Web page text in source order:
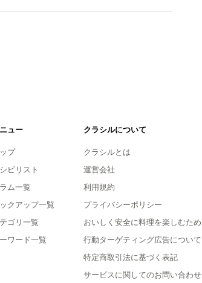
ュー
プ
ピリスト
ム一覧
クアップ一覧
ゴリ一覧
ワード一覧
クラシルについて
クラシルとは
運営会社
利用規約
プライバシーポリシー
おいしく安全に料理を楽しむため
行動ターゲティング広告について
特定商取引法に基づく表記
サービスに関してのお問い合わせ